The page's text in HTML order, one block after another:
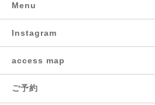
Menu
Instagram
access map
ご予約